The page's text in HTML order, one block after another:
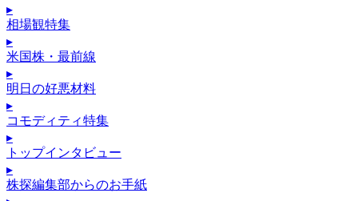
▸
相場観特集
▸
米国株・最前線
▸
明日の好悪材料
▸
コモディティ特集
▸
トップインタビュー
▸
株探編集部からのお手紙